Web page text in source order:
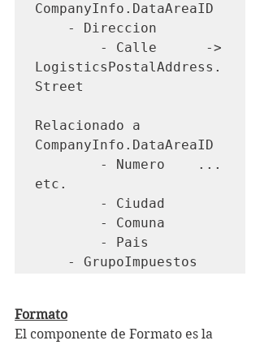
CompanyInfo.DataAreaID
LogisticsPostalAddress.
Street
Relacionado a
CompanyInfo.DataAreaID
etc.
    - GrupoImpuestos
Formato
El componente de Formato es la